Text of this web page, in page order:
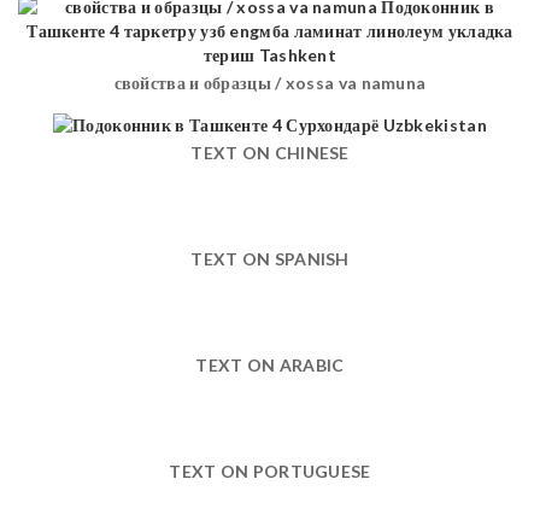
свойства и образцы / xossa va namuna
TEXT ON CHINESE
TEXT ON SPANISH
TEXT ON ARABIC
TEXT ON PORTUGUESE